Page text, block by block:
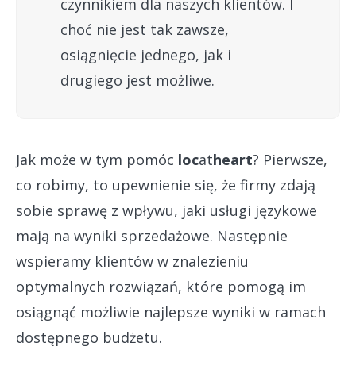
czynnikiem dla naszych klientów. I
choć nie jest tak zawsze,
osiągnięcie jednego, jak i
drugiego jest możliwe.
Jak może w tym pomóc locatheart? Pierwsze,
co robimy, to upewnienie się, że firmy zdają
sobie sprawę z wpływu, jaki usługi językowe
mają na wyniki sprzedażowe. Następnie
wspieramy klientów w znalezieniu
optymalnych rozwiązań, które pomogą im
osiągnąć możliwie najlepsze wyniki w ramach
dostępnego budżetu.